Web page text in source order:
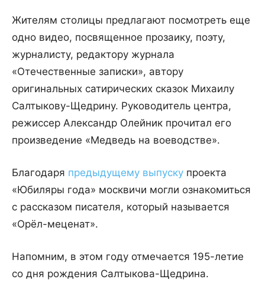
Жителям столицы предлагают посмотреть еще
одно видео, посвященное прозаику, поэту,
журналисту, редактору журнала
«Отечественные записки», автору
оригинальных сатирических сказок Михаилу
Салтыкову-Щедрину. Руководитель центра,
режиссер Александр Олейник прочитал его
произведение «Медведь на воеводстве».
Благодаря предыдущему выпуску проекта
«Юбиляры года» москвичи могли ознакомиться
с рассказом писателя, который называется
«Орёл-меценат».
Напомним, в этом году отмечается 195-летие
со дня рождения Салтыкова-Щедрина.